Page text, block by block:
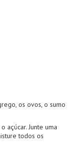
os ovos, o sumo
açúcar. Junte uma
todos os